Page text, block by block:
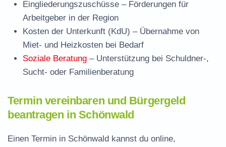
Eingliederungszuschüsse – Förderungen für
Arbeitgeber in der Region
Kosten der Unterkunft (KdU) – Übernahme von
Miet- und Heizkosten bei Bedarf
Soziale Beratung – Unterstützung bei Schuldner-,
Sucht- oder Familienberatung
Termin vereinbaren und Bürgergeld
beantragen in Schönwald
Einen Termin in Schönwald kannst du online,